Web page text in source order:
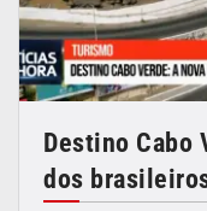
Destino Cabo
dos